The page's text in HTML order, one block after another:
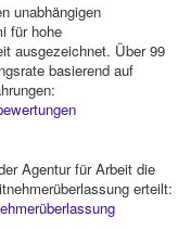
unabhängigen
für hohe
ausgezeichnet. Über 99
basierend auf
Agentur für Arbeit die
erteilt: